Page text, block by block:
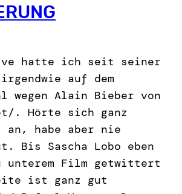
hatte ich seit seiner
auf dem
wegen Alain Bieber von
. Hörte sich ganz
an, habe aber nie
Bis Sascha Lobo eben
unterem Film getwittert
ist ganz gut